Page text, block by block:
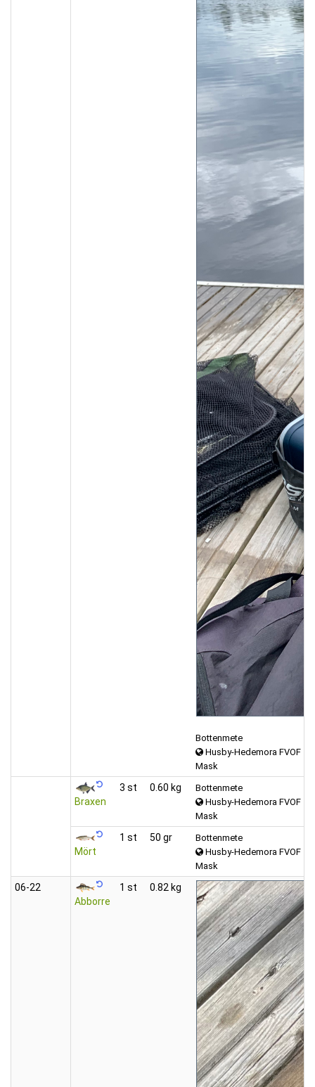
Bottenmete
Husby-Hedemora FVOF
Mask
Braxen
3 st 0.60 kg
Bottenmete
Husby-Hedemora FVOF
Mask
Mört
1 st 50 gr
Bottenmete
Husby-Hedemora FVOF
Mask
06‑22
Abborre
1 st 0.82 kg